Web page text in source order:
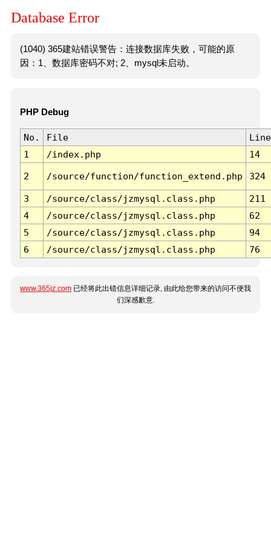
Database Error
(1040) 365建站错误警告：连接数据库失败，可能的原
因：1、数据库密码不对; 2、mysql未启动。
PHP Debug
No. File
Line
1
/index.php 14
2 /source/function/function_extend.php 324
3 /source/class/jzmysql.class.php
211
4
/source/class/jzmysql.class.php
62
5
/source/class/jzmysql.class.php
94
6
/source/class/jzmysql.class.php 76
www.365jz.com 已经将此出错信息详细记录, 由此给您带来的访问不便我
们深感歉意.